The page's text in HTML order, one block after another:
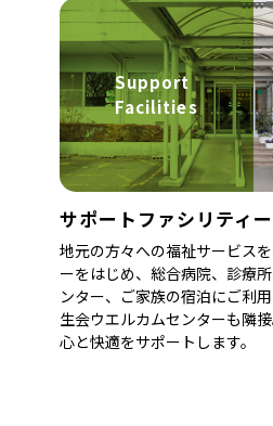
Support
Facilities
サポートファシリティ
地元の方々への福祉サービス
ーをはじめ、総合病院、診療
ンター、ご家族の宿泊にご利
生会ウエルカムセンターも隣
心と快適をサポートします。